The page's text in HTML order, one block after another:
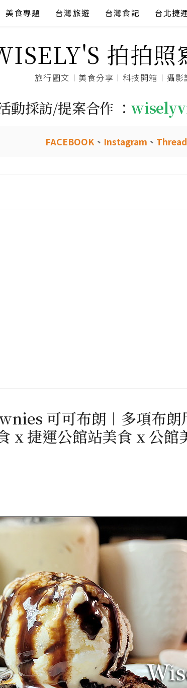
美食專題 台灣旅遊 台灣食記 台北捷
拍拍照
旅行圖文︱美食分享︱科技開箱︱攝影
動採訪/提案合作 ：
FACEBOOK、 Instagram 、
可可布朗︱多項布朗
x 捷運公館站美食 x 公館